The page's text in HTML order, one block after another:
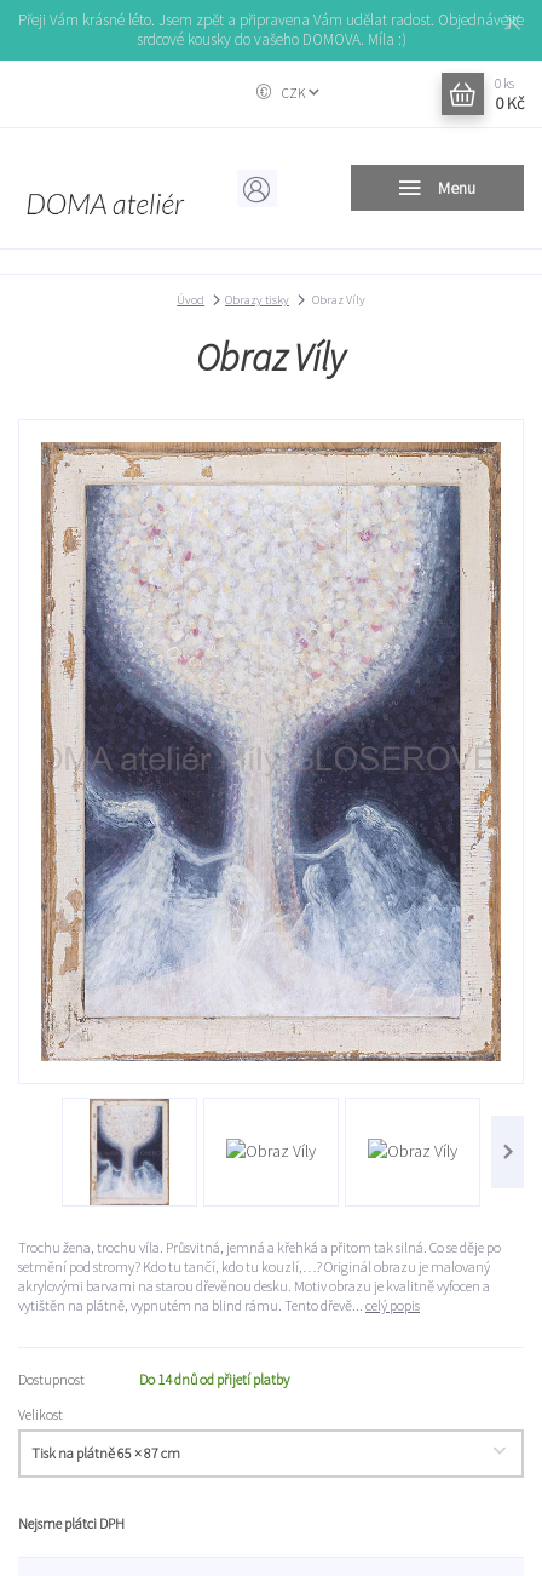
Přeji Vám krásné léto. Jsem zpět a připravena Vám udělat radost. Objednávejte
srdcové kousky do vašeho DOMOVA. Míla :)
Menu
CZK
0 ks
0 Kč
Úvod Obrazy tisky Obraz Víly
Obraz Víly
Trochu žena, trochu víla. Průsvitná, jemná a křehká a přitom tak silná. Co se děje po
setmění pod stromy? Kdo tu tančí, kdo tu kouzlí,…? Originál obrazu je malovaný
akrylovými barvami na starou dřevěnou desku. Motiv obrazu je kvalitně vyfocen a
vytištěn na plátně, vypnutém na blind rámu. Tento dřevě... celý popis
Dostupnost
Do 14 dnů od přijetí platby
Velikost
Nejsme plátci DPH